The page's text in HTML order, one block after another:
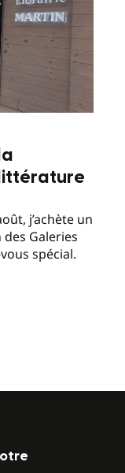
j’achète un
Galeries
spécial.